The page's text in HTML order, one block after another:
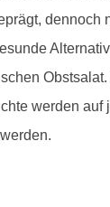
werden